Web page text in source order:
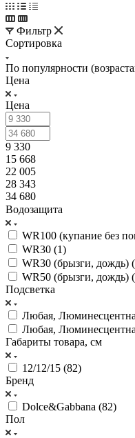
Фильтр
Сортировка
По популярности
Цена
Цена
9 330
15 668
22 005
28 343
34 680
Водозащита
WR100 (купание без
WR30 (1)
WR30 (брызги, дождь) (
WR50 (брызги, дождь) (
Подсветка
Любая,
Любая,
Габариты товара, см
12/12/15 (82)
Бренд
Dolce&Gabbana (82)
Пол